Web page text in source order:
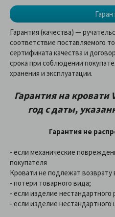
Гарантия (качества) —
соответствие поставляемого
сертификата качества и
срока при соблюдении
хранения и эксплуатации.
Гарантия на кровати
год с даты,
Гарантия не
- если механические
покупателя
Кровати не подлежат возврату
- потери товарного вида;
- если изделие нестандартного
- если изделие нестандартного